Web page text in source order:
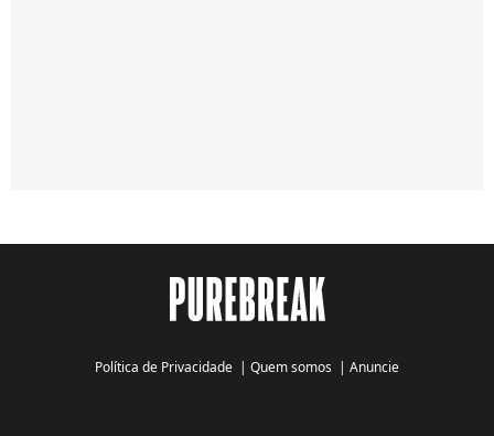
Política de Privacidade | Quem somos | Anuncie